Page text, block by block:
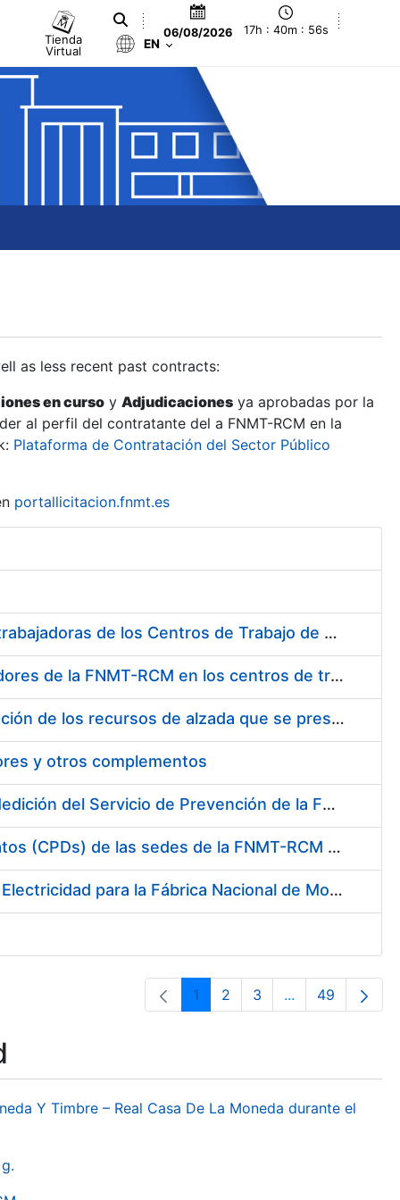
Tienda
Virtual
06/08/2026 17h : 40m : 57s
EN
as less recent past contracts:
en curso y Adjudicaciones ya aprobadas por la
al perfil del contratante del a FNMT-RCM en la
Plataforma de Contratación del Sector Público
portallicitacion.fnmt.es
Suministro de Protectores Auditivos a medida para las personas trabajadoras de los Centros de Trabajo de Madrid y Burgos
Suministro de gafas graduadas antiproyecciones para los trabajadores de la FNMT-RCM en los centros de trabajo de Madrid y Burgos
Servicios de una empresa externa para el asesoramiento y resolución de los recursos de alzada que se presentan relacionados con procesos de selección para la FNMT-RCM
y otros complementos
Servicio de Calibración y Verificación Externa de los Equipos de Medición del Servicio de Prevención de la FNMT-RCM
Conexión mediante Fibra Óptica de los Centros de Proceso de Datos (CPDs) de las sedes de la FNMT-RCM de Burgos y Madrid
Contratación de acuerdo marco para el Suministro de Material de Electricidad para la Fábrica Nacional de Moneda y Timbre-Real Casa de la Moneda en su centro de trabajo de Burgos
Page
1 Page
2 Page
3 ...Intermediate
Page
49
Y Timbre – Real Casa De La Moneda durante el